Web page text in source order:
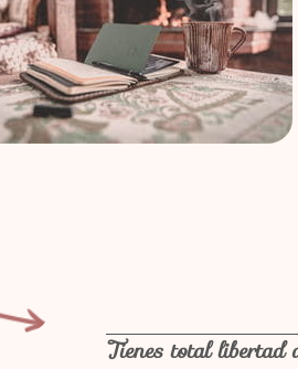
Tienes total libertad